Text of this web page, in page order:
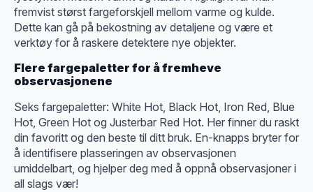
fremvist størst fargeforskjell mellom varme og kulde.
Dette kan gå på bekostning av detaljene og være et
verktøy for å raskere detektere nye objekter.
Flere fargepaletter for å fremheve
observasjonene
Seks fargepaletter: White Hot, Black Hot, Iron Red, Blue
Hot, Green Hot og Justerbar Red Hot. Her finner du raskt
din favoritt og den beste til ditt bruk. En-knapps bryter for
å identifisere plasseringen av observasjonen
umiddelbart, og hjelper deg med å oppnå observasjoner i
all slags vær!